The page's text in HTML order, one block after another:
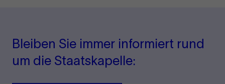
Bleiben Sie immer informiert rund
um die Staatskapelle: